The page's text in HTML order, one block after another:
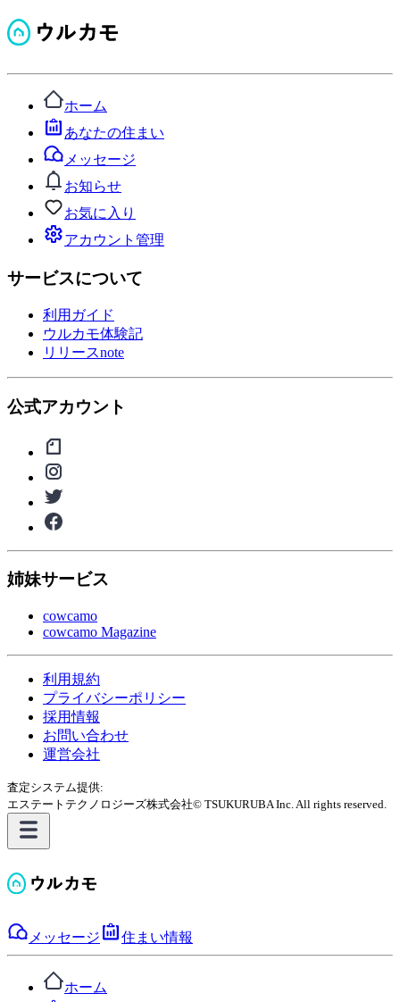
ホーム
あなたの住まい
メッセージ
お知らせ
お気に入り
アカウント管理
サービスについて
利用ガイド
ウルカモ体験記
リリースnote
公式アカウント
姉妹サービス
cowcamo
cowcamo Magazine
利用規約
プライバシーポリシー
採用情報
お問い合わせ
運営会社
査定システム提供:
エステートテクノロジーズ株式会社© TSUKURUBA Inc. All rights reserved.
メッセージ 住まい情報
ホーム